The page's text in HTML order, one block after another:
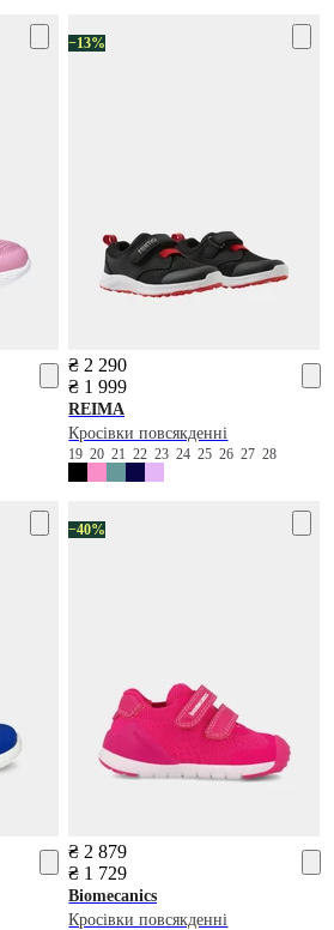
−13%
₴ 2 290
₴ 1 999
REIMA
Кросівки повсякденні
19202122232425262728
−40%
₴ 2 879
₴ 1 729
Biomecanics
Кросівки повсякденні